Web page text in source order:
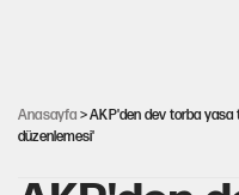
Anasayfa > AKP'den dev torba yasa
düzenlemesi'